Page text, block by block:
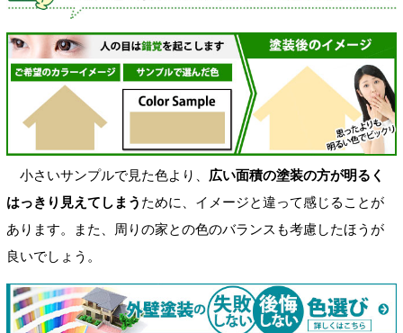
小さいサンプルで見た色より、 広い面積の塗装の方が明るく
はっきり見えてしまう ために、イメージと違って感じることが
あります。また、周りの家との色のバランスも考慮したほうが
良いでしょう。